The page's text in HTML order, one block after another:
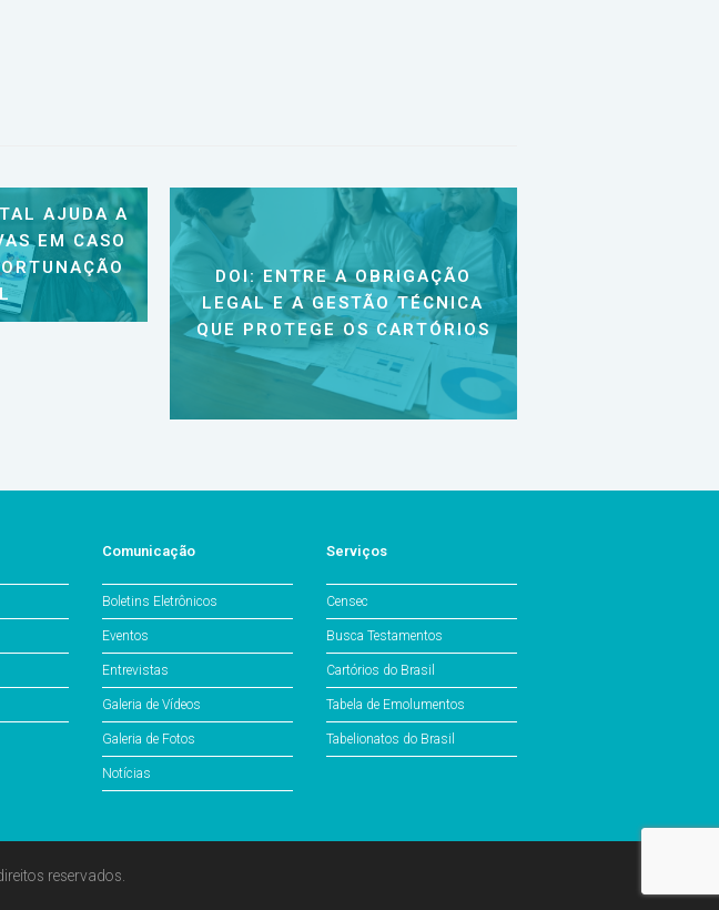
AJUDA A
EM CASO
DOI: ENTRE A OBRIGAÇÃO
LEGAL E A GESTÃO TÉCNICA
QUE PROTEGE OS CARTÓRIOS
Comunicação
Boletins Eletrônicos
Eventos
Entrevistas
Galeria de Vídeos
Galeria de Fotos
Notícias
Serviços
Censec
Busca Testamentos
Cartórios do Brasil
Tabela de Emolumentos
Tabelionatos do Brasil
reservados.